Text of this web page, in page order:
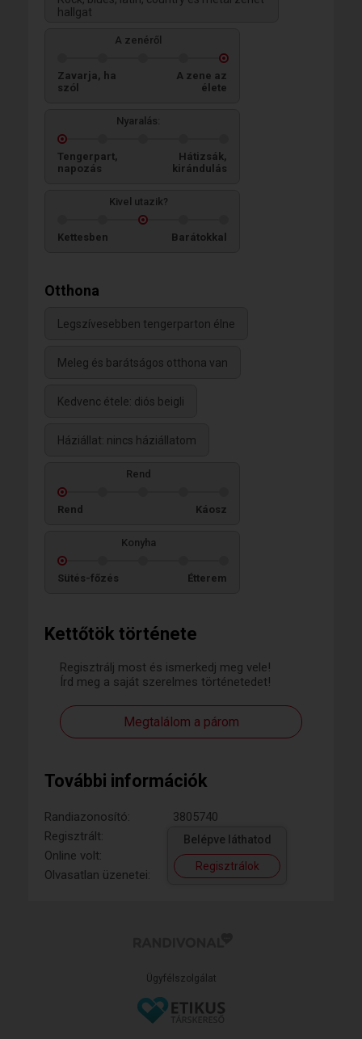
Kettőtök története
Regisztrálj most és ismerkedj meg vele!
Írd meg a saját szerelmes történetedet!
Megtalálom a párom
További információk
Randiazonosító:
3805740
Regisztrált:
Online volt:
Olvasatlan üzenetei:
Belépve láthatod
Regisztrálok
hallgat
A zenéről
Zavarja, ha
szól
A zene az
élete
Nyaralás:
Tengerpart,
napozás
Hátizsák,
kirándulás
Kivel utazik?
Kettesben Barátokkal
Otthona
Legszívesebben tengerparton élne
Meleg és barátságos otthona van
Kedvenc étele: diós beigli
Háziállat: nincs háziállatom
Rend
Rend Káosz
Konyha
Sütés-főzés Étterem
Ügyfélszolgálat